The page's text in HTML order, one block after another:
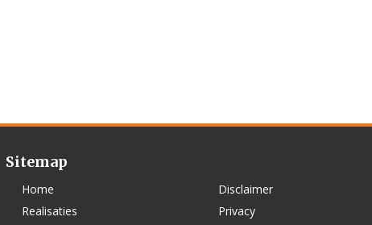
Sitemap
Home
Realisaties
Disclaimer
Privacy